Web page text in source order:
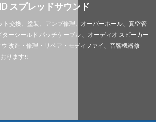
スプレッドサウンド
ト交換、塗装、アンプ修理、オーバーホール、真空管
ターシールド パッチケーブル 、オーディオ スピーカー
改造・修理・リペア・モディファイ、音響機器修
ります!!